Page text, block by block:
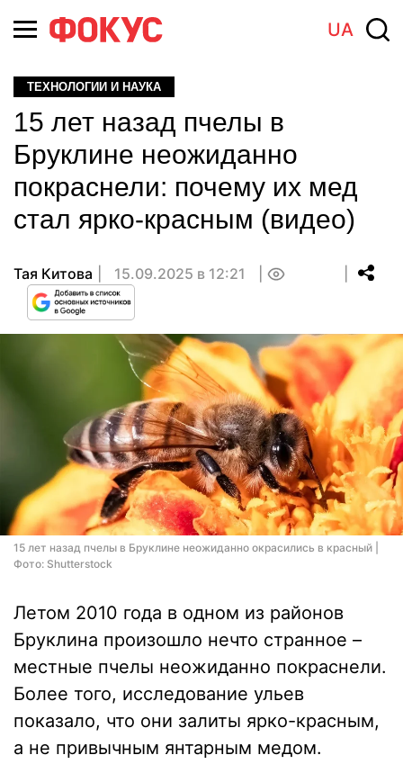
UA
ТЕХНОЛОГИИ И НАУКА
15 лет назад пчелы в
Бруклине неожиданно
покраснели: почему их мед
стал ярко-красным (видео)
Тая Китова 15.09.2025 в 12:21
15 лет назад пчелы в Бруклине неожиданно окрасились в красный |
Фото: Shutterstock
Летом 2010 года в одном из районов
Бруклина произошло нечто странное –
местные пчелы неожиданно покраснели.
Более того, исследование ульев
показало, что они залиты ярко-красным,
а не привычным янтарным медом.